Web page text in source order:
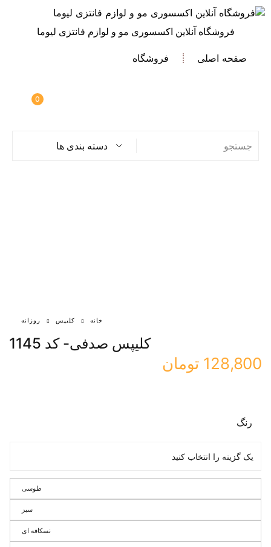
فروشگاه آنلاین اکسسوری مو و لوازم فانتزی لیوما
صفحه اصلی فروشگاه
0
دسته بندی ها
خانه کلیپس روزانه
کلیپس صدفی- کد 1145
128,800 تومان
رنگ
طوسی
سبز
نسکافه ای